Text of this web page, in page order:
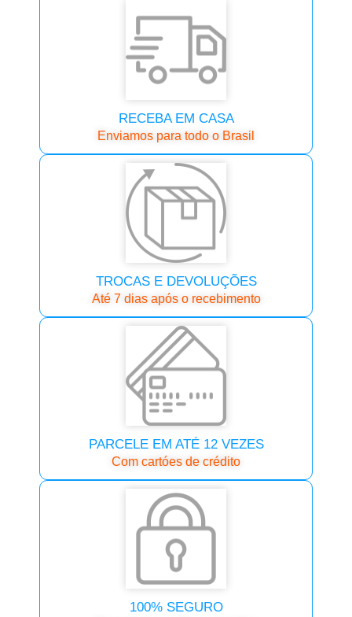
RECEBA EM CASA
Enviamos para todo o Brasil
TROCAS E DEVOLUÇÕES
Até 7 dias após o recebimento
PARCELE EM ATÉ 12 VEZES
Com cartóes de crédito
100% SEGURO